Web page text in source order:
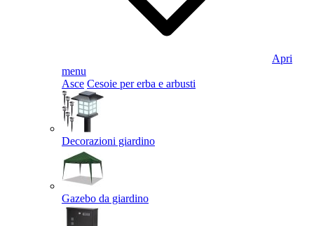
Apri
menu
Asce Cesoie per erba e arbusti
Decorazioni giardino
Gazebo da giardino